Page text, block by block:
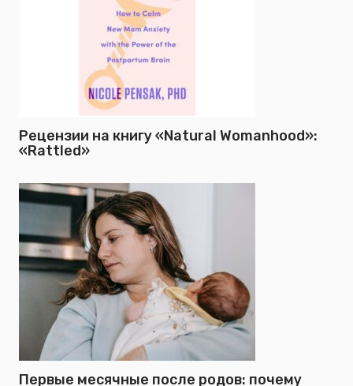
Рецензии на книгу «Natural Womanhood»:
«Rattled»
Первые месячные после родов: почему